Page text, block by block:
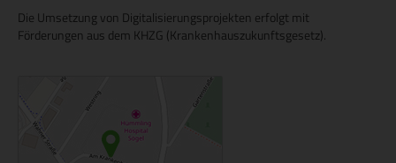
Die Umsetzung von Digitalisierungsprojekten erfolgt mit
Förderungen aus dem KHZG (Krankenhauszukunftsgesetz).